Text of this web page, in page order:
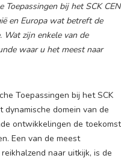
bij het SCK CEN
en Europa wat betreft de
Wat zijn enkele van de
waar u het meest naar
Toepassingen bij het SCK
dynamische domein van de
ontwikkelingen de toekomst
Een van de meest
naar uitkijk, is de